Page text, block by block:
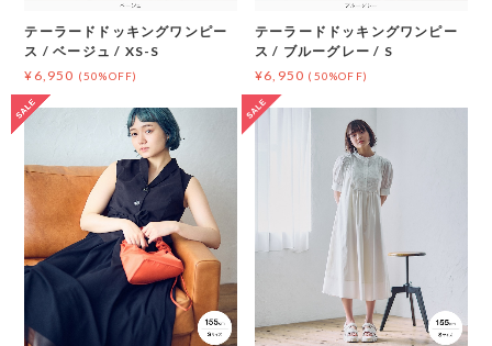
テーラードドッキングワンピー
ス / ベージュ / XS-S
¥6,950 (50%OFF)
テーラードドッキングワンピー
ス / ブルーグレー / S
¥6,950 (50%OFF)